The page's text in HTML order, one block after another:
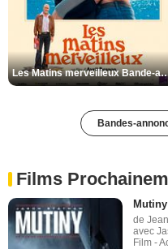
Les Matins merveilleux
Bandes-
Films
Mutiny
de
avec
Film -